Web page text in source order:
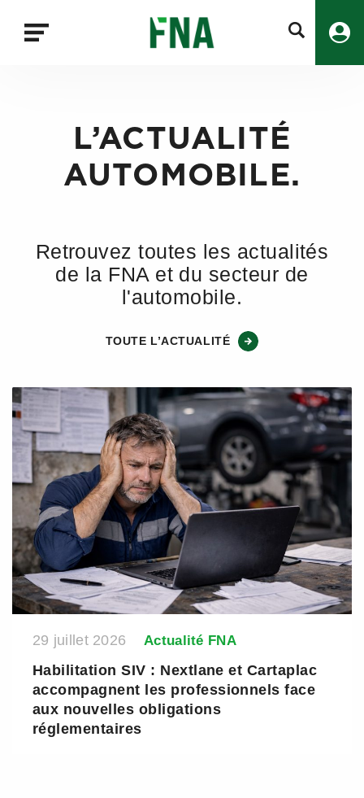
recherche
L’ACTUALITÉ
AUTOMOBILE.
Retrouvez toutes les actualités
de la FNA et du secteur de
l'automobile.
TOUTE L’ACTUALITÉ
29 juillet 2026 Actualité FNA
Habilitation SIV : Nextlane et Cartaplac
accompagnent les professionnels face
aux nouvelles obligations
réglementaires